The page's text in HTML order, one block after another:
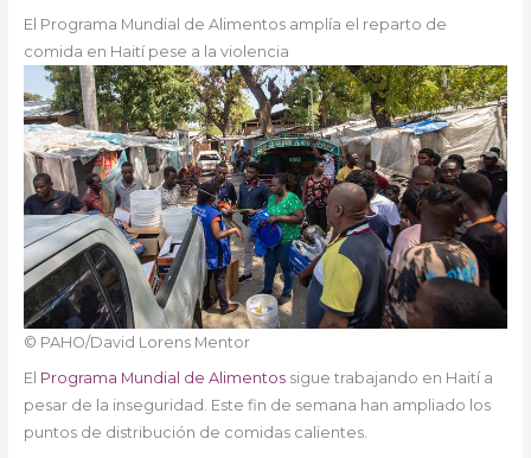
El Programa Mundial de Alimentos amplía el reparto de
comida en Haití pese a la violencia
© PAHO/David Lorens Mentor
El Programa Mundial de Alimentossigue trabajando en Haití a
pesar de la inseguridad. Este fin de semana han ampliado los
puntos de distribución de comidas calientes.